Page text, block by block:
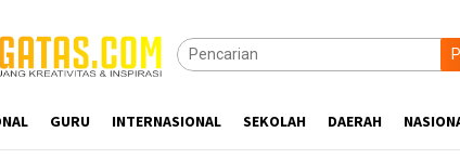
GURU INTERNASIONAL SEKOLAH DAERAH